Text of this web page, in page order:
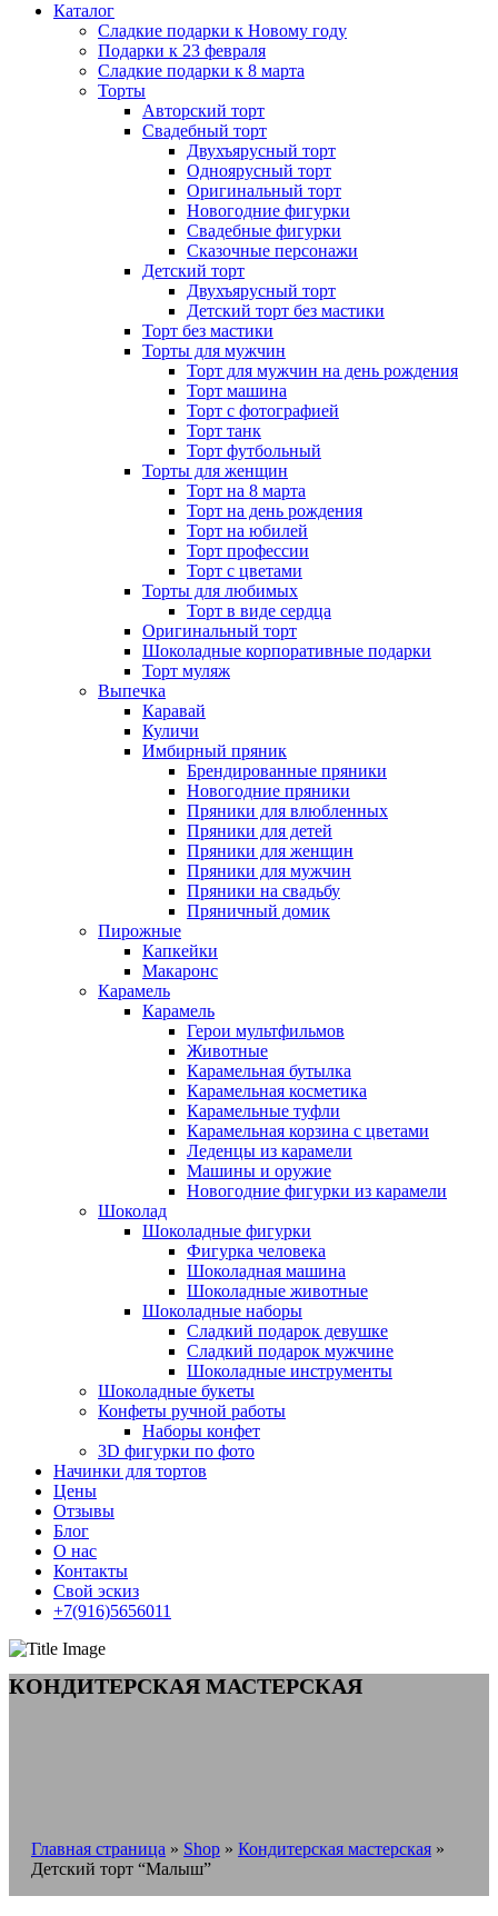
Каталог
Сладкие подарки к Новому году
Подарки к 23 февраля
Сладкие подарки к 8 марта
Торты
Авторский торт
Свадебный торт
Двухъярусный торт
Одноярусный торт
Оригинальный торт
Новогодние фигурки
Свадебные фигурки
Сказочные персонажи
Детский торт
Двухъярусный торт
Детский торт без мастики
Торт без мастики
Торты для мужчин
Торт для мужчин на день рождения
Торт машина
Торт с фотографией
Торт танк
Торт футбольный
Торты для женщин
Торт на 8 марта
Торт на день рождения
Торт на юбилей
Торт профессии
Торт с цветами
Торты для любимых
Торт в виде сердца
Оригинальный торт
Шоколадные корпоративные подарки
Торт муляж
Выпечка
Каравай
Куличи
Имбирный пряник
Брендированные пряники
Новогодние пряники
Пряники для влюбленных
Пряники для детей
Пряники для женщин
Пряники для мужчин
Пряники на свадьбу
Пряничный домик
Пирожные
Капкейки
Макаронс
Карамель
Карамель
Герои мультфильмов
Животные
Карамельная бутылка
Карамельная косметика
Карамельные туфли
Карамельная корзина с цветами
Леденцы из карамели
Машины и оружие
Новогодние фигурки из карамели
Шоколад
Шоколадные фигурки
Фигурка человека
Шоколадная машина
Шоколадные животные
Шоколадные наборы
Сладкий подарок девушке
Сладкий подарок мужчине
Шоколадные инструменты
Шоколадные букеты
Конфеты ручной работы
Наборы конфет
3D фигурки по фото
Начинки для тортов
Цены
Отзывы
Блог
О нас
Контакты
Свой эскиз
+7(916)5656011
КОНДИТЕРСКАЯ МАСТЕРСКАЯ
Главная страница » Shop » Кондитерская мастерская »
Детский торт “Малыш”